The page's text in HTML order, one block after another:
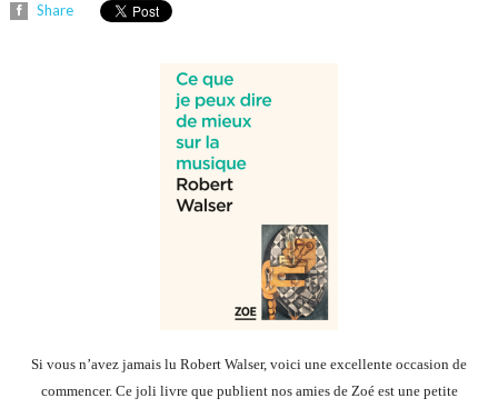
Share
Si vous n’avez jamais lu Robert Walser, voici une excellente occasion de
commencer. Ce joli livre que publient nos amies de Zoé est une petite